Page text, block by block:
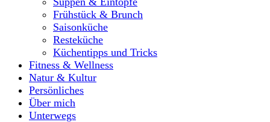
Frühstück & Brunch
Saisonküche
Resteküche
Küchentipps und Tricks
Fitness & Wellness
Natur & Kultur
Persönliches
Über mich
Unterwegs